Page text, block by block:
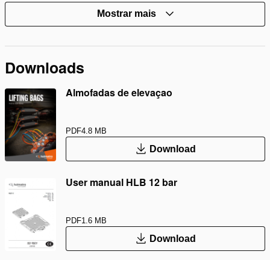
Mostrar mais
Downloads
Almofadas de elevaçao
PDF4.8 MB
Download
User manual HLB 12 bar
PDF1.6 MB
Download